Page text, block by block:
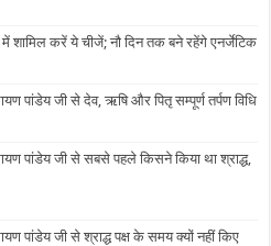
में शामिल करें ये चीजें; नौ दिन तक बने रहेंगे एनर्जेटिक
पांडेय जी से देव, ऋषि और पितृ सम्पूर्ण तर्पण विधि
पांडेय जी से सबसे पहले किसने किया था श्राद्ध,
पांडेय जी से श्राद्ध पक्ष के समय क्यों नहीं किए